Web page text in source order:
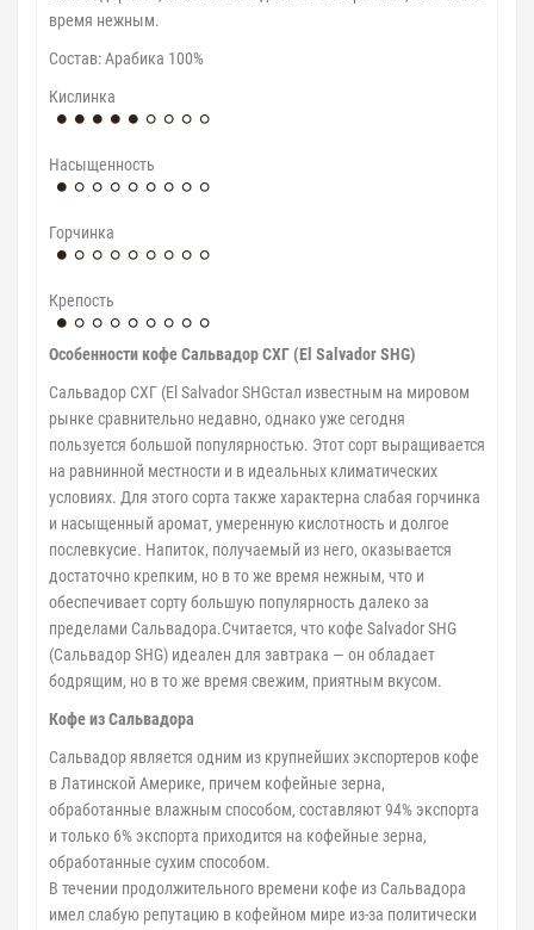
время нежным.
Cостав: Арабика 100%
Кислинка
Насыщенность
Горчинка
Крепость
Особенности кофе Сальвадор СХГ (El Salvador SHG)
Сальвадор СХГ (El Salvador SHGстал известным на мировом
рынке сравнительно недавно, однако уже сегодня
пользуется большой популярностью. Этот сорт выращивается
на равнинной местности и в идеальных климатических
условиях. Для этого сорта также характерна слабая горчинка
и насыщенный аромат, умеренную кислотность и долгое
послевкусие. Напиток, получаемый из него, оказывается
достаточно крепким, но в то же время нежным, что и
обеспечивает сорту большую популярность далеко за
пределами Сальвадора.Считается, что кофе Salvador SHG
(Сальвадор SHG) идеален для завтрака — он обладает
бодрящим, но в то же время свежим, приятным вкусом.
Кофе из Сальвадора
Сальвадор является одним из крупнейших экспортеров кофе
в Латинской Америке, причем кофейные зерна,
обработанные влажным способом, составляют 94% экспорта
и только 6% экспорта приходится на кофейные зерна,
обработанные сухим способом.
В течении продолжительного времени кофе из Сальвадора
имел слабую репутацию в кофейном мире из-за политически